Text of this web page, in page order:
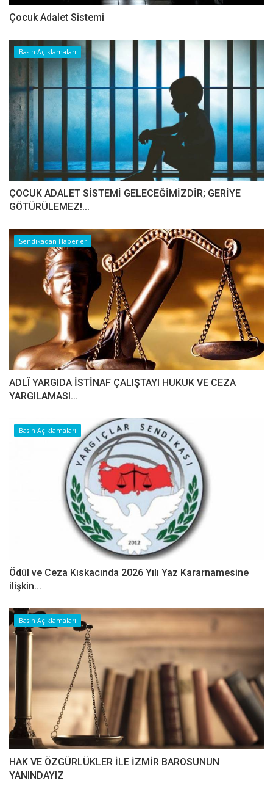
Çocuk Adalet Sistemi
Basın Açıklamaları
ÇOCUK ADALET SİSTEMİ GELECEĞİMİZDİR; GERİYE
GÖTÜRÜLEMEZ!...
Sendikadan Haberler
ADLÎ YARGIDA İSTİNAF ÇALIŞTAYI HUKUK VE CEZA
YARGILAMASI...
Basın Açıklamaları
Ödül ve Ceza Kıskacında 2026 Yılı Yaz Kararnamesine
ilişkin...
Basın Açıklamaları
HAK VE ÖZGÜRLÜKLER İLE İZMİR BAROSUNUN
YANINDAYIZ